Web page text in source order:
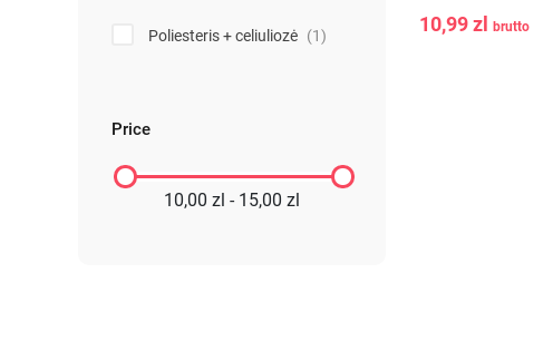
Poliesteris + celiuliozė (1)
Price
10,00 zl - 15,00 zl
SUMMER,
10,99 zl brutto